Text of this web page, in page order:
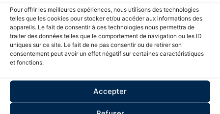
Pour offrir les meilleures expériences, nous utilisons des technologies
telles que les cookies pour stocker et/ou accéder aux informations des
appareils. Le fait de consentir à ces technologies nous permettra de
traiter des données telles que le comportement de navigation ou les ID
uniques sur ce site. Le fait de ne pas consentir ou de retirer son
consentement peut avoir un effet négatif sur certaines caractéristiques
et fonctions.
Accepter
Photo: Travaux de restauration d’ilot de
nidification dans une vasière pour les laro-
limicoles dans le cadre du LIFE Sallina
Chaque année, la Fédération des
Conservatoires d’espaces naturels
organise une formation intitulée ”Enrichir sa